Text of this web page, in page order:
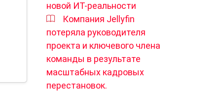
новой ИТ-реальности
Компания Jellyfin
потеряла руководителя
проекта и ключевого члена
команды в результате
масштабных кадровых
перестановок.